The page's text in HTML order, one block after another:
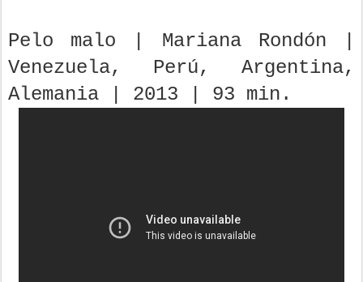
Pelo malo | Mariana Rondón |
Venezuela, Perú, Argentina,
Alemania | 2013 | 93 min.